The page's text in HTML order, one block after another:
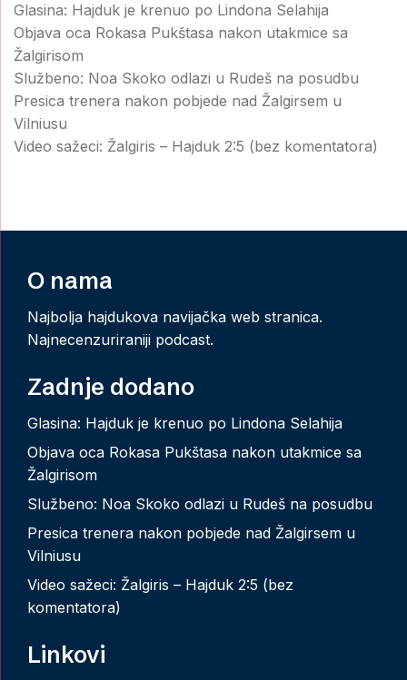
Glasina: Hajduk je krenuo po Lindona Selahija
Objava oca Rokasa Pukštasa nakon utakmice sa
Žalgirisom
Službeno: Noa Skoko odlazi u Rudeš na posudbu
Presica trenera nakon pobjede nad Žalgirsem u
Vilniusu
Video sažeci: Žalgiris – Hajduk 2:5 (bez komentatora)
O nama
Najbolja hajdukova navijačka web stranica.
Najnecenzuriraniji podcast.
Zadnje dodano
Glasina: Hajduk je krenuo po Lindona Selahija
Objava oca Rokasa Pukštasa nakon utakmice sa
Žalgirisom
Službeno: Noa Skoko odlazi u Rudeš na posudbu
Presica trenera nakon pobjede nad Žalgirsem u
Vilniusu
Video sažeci: Žalgiris – Hajduk 2:5 (bez
komentatora)
Linkovi